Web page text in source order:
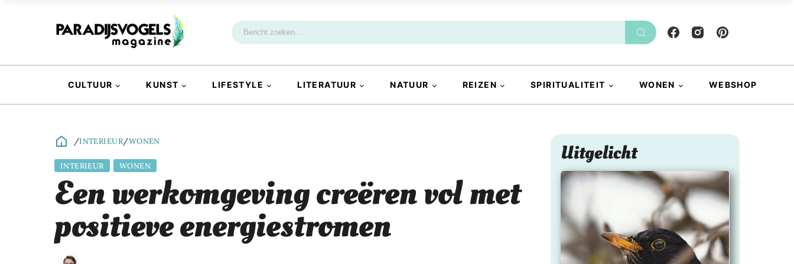
CULTUUR KUNST LIFESTYLE LITERATUUR NATUUR REIZEN SPIRITUALITEIT WONEN WEBSHOP
/INTERIEUR/WONEN
INTERIEUR WONEN
Een werkomgeving creëren vol met
positieve energiestromen
Uitgelicht